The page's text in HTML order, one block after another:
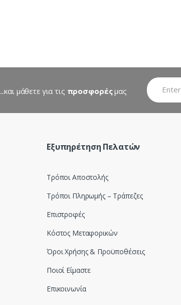
...και μάθετε για τις προσφορέςμας
Εξυπηρέτηση Πελατών
Τρόποι Αποστολής
Τρόποι Πληρωμής – Τράπεζες
Επιστροφές
Κόστος Μεταφορικών
Όροι Χρήσης & Προϋποθέσεις
Ποιοί Είμαστε
Επικοινωνία